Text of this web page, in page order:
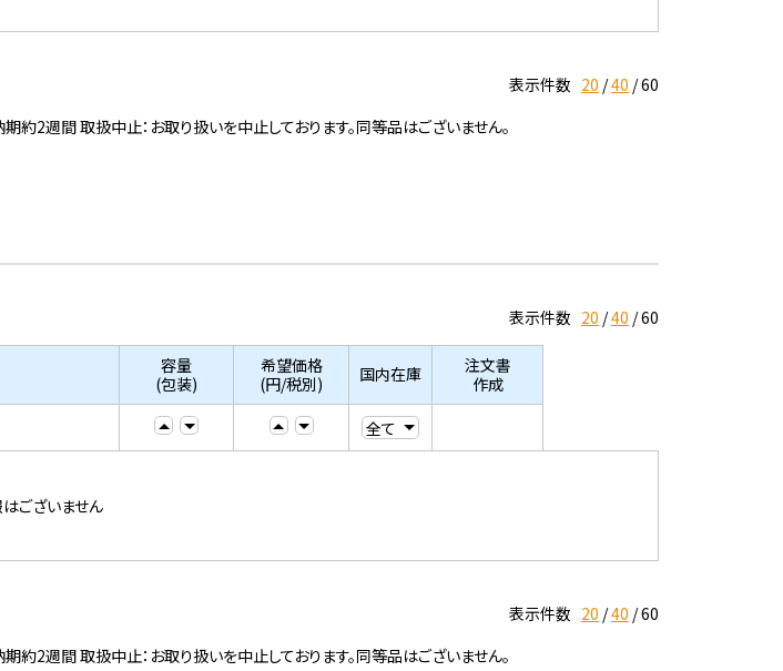
表示件数 20 40 60
2週間 取扱中止：お取り扱いを中止しております。同等品はございません。
表示件数 20 40 60
容量
(包装)
希望価格
(円/税別)
国内在庫
注文書
作成
ございません
表示件数 20 40 60
2週間 取扱中止：お取り扱いを中止しております。同等品はございません。